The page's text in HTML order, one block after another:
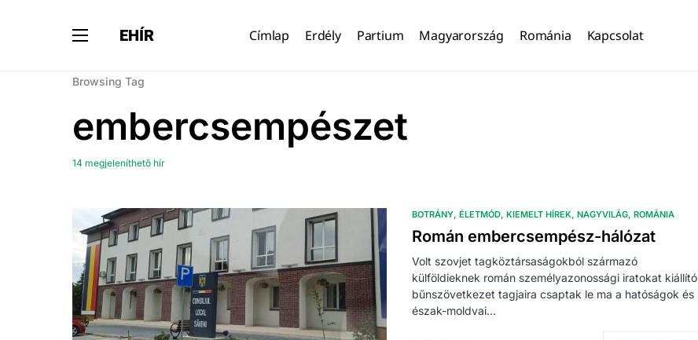
EHÍR Címlap Erdély Partium Magyarország Románia Kapcsolat
Browsing Tag
embercsempészet
14 megjeleníthető hír
BOTRÁNY ÉLETMÓD KIEMELT HÍREK NAGYVILÁG ROMÁNIA
Román embercsempész-hálózat
Volt szovjet tagköztársaságokból származó
külföldieknek román személyazonossági iratokat kiállító
bűnszövetkezet tagjaira csaptak le ma a hatóságok és
észak-moldvai…